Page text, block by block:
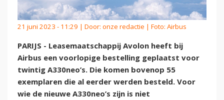
21 juni 2023 - 11:29 | Door: onze redactie | Foto: Airbus
PARIJS - Leasemaatschappij Avolon heeft bij
Airbus een voorlopige bestelling geplaatst voor
twintig A330neo’s. Die komen bovenop 55
exemplaren die al eerder werden besteld. Voor
wie de nieuwe A330neo’s zijn is niet